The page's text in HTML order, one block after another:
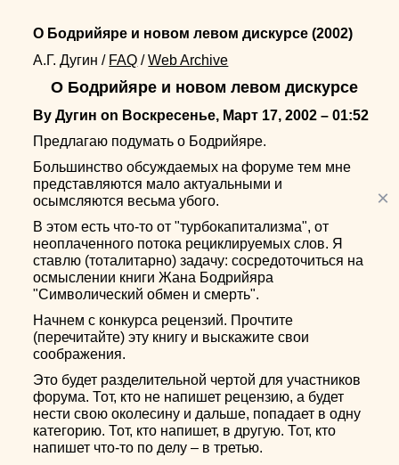
×
О Бодрийяре и новом левом дискурсе (2002)
А.Г. Дугин / FAQ / Web Archive
О Бодрийяре и новом левом дискурсе
By Дугин on Воскресенье, Март 17, 2002 – 01:52
Предлагаю подумать о Бодрийяре.
Большинство обсуждаемых на форуме тем мне
представляются мало актуальными и
осымсляются весьма убого.
В этом есть что-то от "турбокапитализма", от
неоплаченного потока рециклируемых слов. Я
ставлю (тоталитарно) задачу: сосредоточиться на
осмыслении книги Жана Бодрийяра
"Символический обмен и смерть".
Начнем с конкурса рецензий. Прочтите
(перечитайте) эту книгу и выскажите свои
соображения.
Это будет разделительной чертой для участников
форума. Тот, кто не напишет рецензию, а будет
нести свою околесину и дальше, попадает в одну
категорию. Тот, кто напишет, в другую. Тот, кто
напишет что-то по делу – в третью.